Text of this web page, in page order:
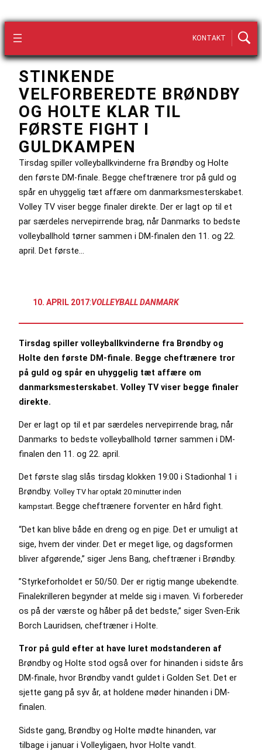
KONTAKT
STINKENDE
VELFORBEREDTE BRØNDBY
OG HOLTE KLAR TIL
FØRSTE FIGHT I
GULDKAMPEN
Tirsdag spiller volleyballkvinderne fra Brøndby og Holte
den første DM-finale. Begge cheftrænere tror på guld og
spår en uhyggelig tæt affære om danmarksmesterskabet.
Volley TV viser begge finaler direkte. Der er lagt op til et
par særdeles nervepirrende brag, når Danmarks to bedste
volleyballhold tørner sammen i DM-finalen den 11. og 22.
april. Det første…
10. APRIL 2017:VOLLEYBALL DANMARK
Tirsdag spiller volleyballkvinderne fra Brøndby og
Holte den første DM-finale. Begge cheftrænere tror
på guld og spår en uhyggelig tæt affære om
danmarksmesterskabet. Volley TV viser begge finaler
direkte.
Der er lagt op til et par særdeles nervepirrende brag, når
Danmarks to bedste volleyballhold tørner sammen i DM-
finalen den 11. og 22. april.
Det første slag slås tirsdag klokken 19:00 i Stadionhal 1 i
Brøndby. Volley TV har optakt 20 minutter inden
kampstart. Begge cheftrænere forventer en hård fight.
“Det kan blive både en dreng og en pige. Det er umuligt at
sige, hvem der vinder. Det er meget lige, og dagsformen
bliver afgørende,” siger Jens Bang, cheftræner i Brøndby.
”Styrkeforholdet er 50/50. Der er rigtig mange ubekendte.
Finalekrilleren begynder at melde sig i maven. Vi forbereder
os på der værste og håber på det bedste,” siger Sven-Erik
Borch Lauridsen, cheftræner i Holte.
Tror på guld efter at have luret modstanderen af
Brøndby og Holte stod også over for hinanden i sidste års
DM-finale, hvor Brøndby vandt guldet i Golden Set. Det er
sjette gang på syv år, at holdene møder hinanden i DM-
finalen.
Sidste gang, Brøndby og Holte mødte hinanden, var
tilbage i januar i Volleyligaen, hvor Holte vandt.